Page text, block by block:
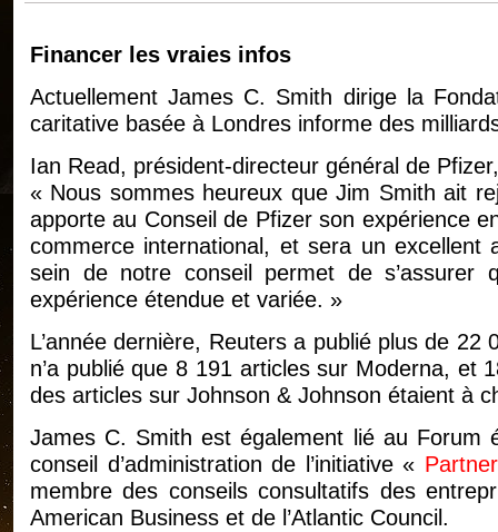
Financer les vraies infos
Actuellement James C. Smith dirige la
caritative basée à Londres informe des
Ian Read, président-directeur général de
« Nous sommes heureux que Jim Smith ait
apporte au Conseil de Pfizer son expérience
commerce international, et sera un excellent
sein de notre conseil permet de s’assurer
expérience étendue et variée. »
L’année dernière, Reuters a publié plus de 22
n’a publié que 8 191 articles sur Moderna, et
des articles sur Johnson & Johnson étaient à
James C. Smith est également lié au Forum
conseil d’administration de l’initiative «
membre des conseils consultatifs des
American Business et de l’Atlantic Council.